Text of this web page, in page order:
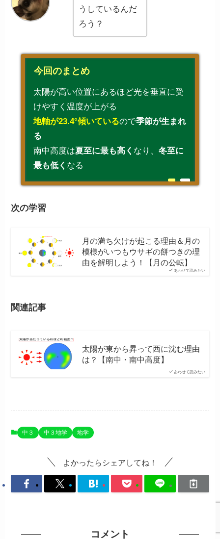
うしているんだ
ろう？
今回のまとめ
太陽が高い位置にあるほど光を垂直に受
けやすく温度が上がる
地軸が23.4°傾いているので季節が生まれ
る
南中高度は夏至に最も高く なり、 冬至に
最も低く なる
次の学習
あわせて読みたい
月の満ち欠けが起こる理由＆月の
模様がいつもウサギの餅つきの理
由を解明しよう！【月の公転】
関連記事
あわせて読みたい
太陽が東から昇って西に沈む理由
は？【南中・南中高度】
中３ 中３地学 地学
よかったらシェアしてね！
コメント